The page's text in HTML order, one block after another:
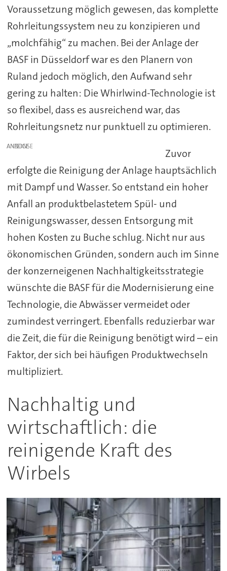
Voraussetzung möglich gewesen, das komplette
Rohrleitungssystem neu zu konzipieren und
„molchfähig“ zu machen. Bei der Anlage der
BASF in Düsseldorf war es den Planern von
Ruland jedoch möglich, den Aufwand sehr
gering zu halten: Die Whirlwind-Technologie ist
so flexibel, dass es ausreichend war, das
Rohrleitungsnetz nur punktuell zu optimieren.
ANZEIGE
Zuvor
erfolgte die Reinigung der Anlage hauptsächlich
mit Dampf und Wasser. So entstand ein hoher
Anfall an produktbelastetem Spül- und
Reinigungswasser, dessen Entsorgung mit
hohen Kosten zu Buche schlug. Nicht nur aus
ökonomischen Gründen, sondern auch im Sinne
der konzerneigenen Nachhaltigkeitsstrategie
wünschte die BASF für die Modernisierung eine
Technologie, die Abwässer vermeidet oder
zumindest verringert. Ebenfalls reduzierbar war
die Zeit, die für die Reinigung benötigt wird – ein
Faktor, der sich bei häufigen Produktwechseln
multipliziert.
Nachhaltig und
wirtschaftlich: die
reinigende Kraft des
Wirbels